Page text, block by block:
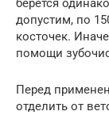
берется
допустим, по
косточек.
помощи
Перед
отделить от